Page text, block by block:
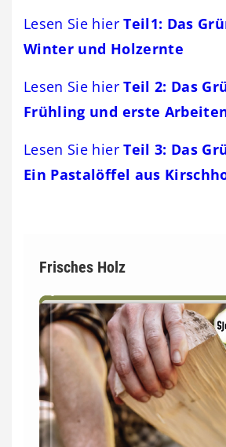
Lesen Sie hierTeil1: Das
Winter und Holzernte
Lesen Sie hierTeil 2: Das
Frühling und erste
Lesen Sie hierTeil 3: Das
Ein Pastalöffel aus
Frisches Holz